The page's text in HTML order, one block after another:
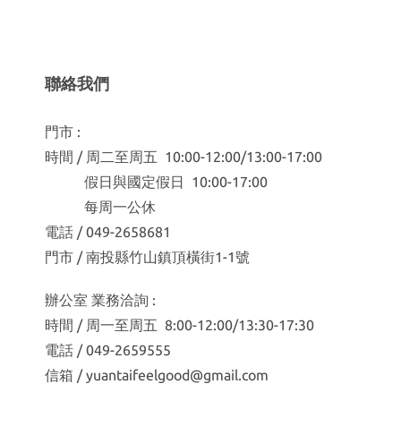
聯絡我們
門市 :
時間 / 周二至周五 10:00-12:00/13:00-17:00
假日與國定假日 10:00-17:00
每周一公休
電話 / 049-2658681
門市 / 南投縣竹山鎮頂橫街1-1號
辦公室 業務洽詢 :
時間 / 周一至周五 8:00-12:00/13:30-17:30
電話 / 049-2659555
信箱 / yuantaifeelgood@gmail.com